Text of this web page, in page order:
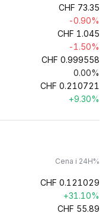
CHF 73.35
-0.90%
CHF 1.045
-1.50%
CHF 0.999558
0.00%
CHF 0.210721
+9.30%
Cena i 24H%
CHF 0.121029
+31.10%
CHF 55.89